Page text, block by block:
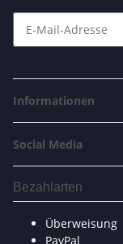
Informationen
Social Media
Bezahlarten
Überweisung
PayPal